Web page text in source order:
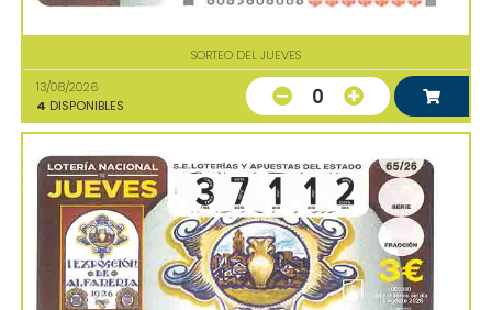
SORTEO DEL JUEVES
13/08/2026
4 DISPONIBLES 0